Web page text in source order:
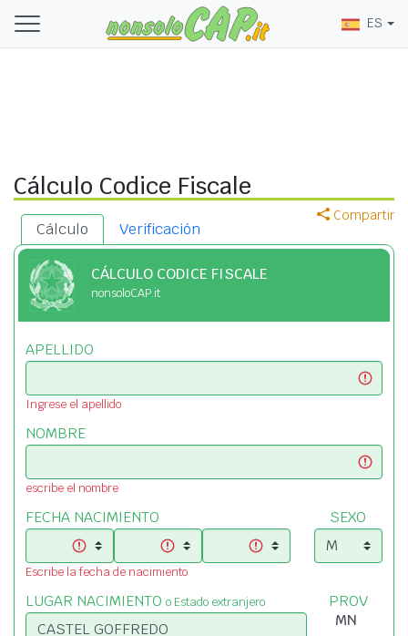
ES
Cálculo Codice Fiscale
Compartir
Cálculo Verificación
CÁLCULO CODICE FISCALE
nonsoloCAP.it
APELLIDO
Ingrese el apellido
NOMBRE
escribe el nombre
FECHA NACIMIENTO
Escribe la fecha de nacimiento
SEXO
LUGAR NACIMIENTO o Estado extranjero PROV